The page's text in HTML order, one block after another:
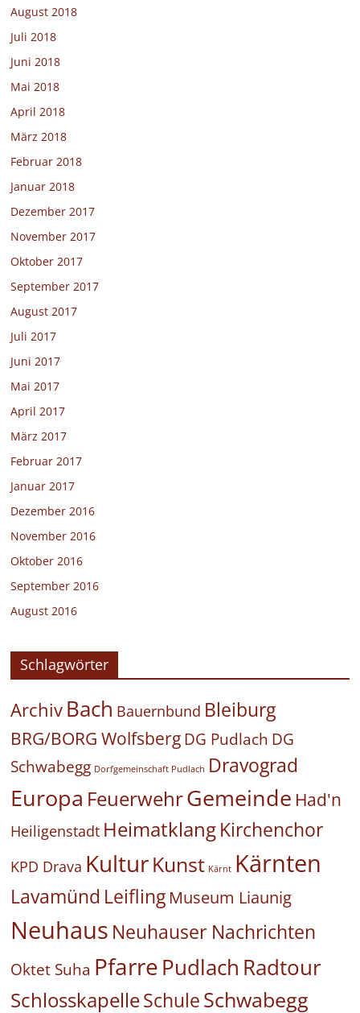
August 2018
Juli 2018
Juni 2018
Mai 2018
April 2018
März 2018
Februar 2018
Januar 2018
Dezember 2017
November 2017
Oktober 2017
September 2017
August 2017
Juli 2017
Juni 2017
Mai 2017
April 2017
März 2017
Februar 2017
Januar 2017
Dezember 2016
November 2016
Oktober 2016
September 2016
August 2016
Schlagwörter
Archiv Bach Bauernbund Bleiburg
BRG/BORG Wolfsberg DG Pudlach DG
Schwabegg Dorfgemeinschaft Pudlach Dravograd
Europa FeuerwehrGemeinde Had'n
Heiligenstadt HeimatklangKirchenchor
KPD Drava KulturKunst Kärnt Kärnten
Lavamünd Leifling Museum Liaunig
Neuhaus Neuhauser Nachrichten
Oktet Suha PfarrePudlach Radtour
SchlosskapelleSchuleSchwabegg